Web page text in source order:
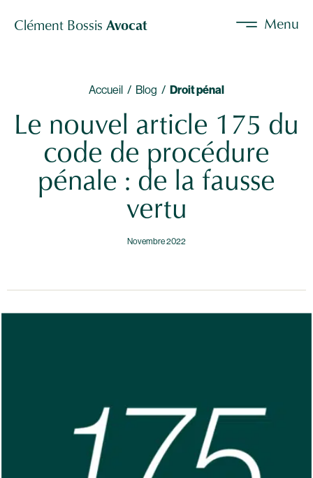
Clément Bossis Avocat Menu
Accueil / Blog / Droit pénal
Le nouvel article 175 du
code de procédure
pénale : de la fausse
vertu
Novembre 2022